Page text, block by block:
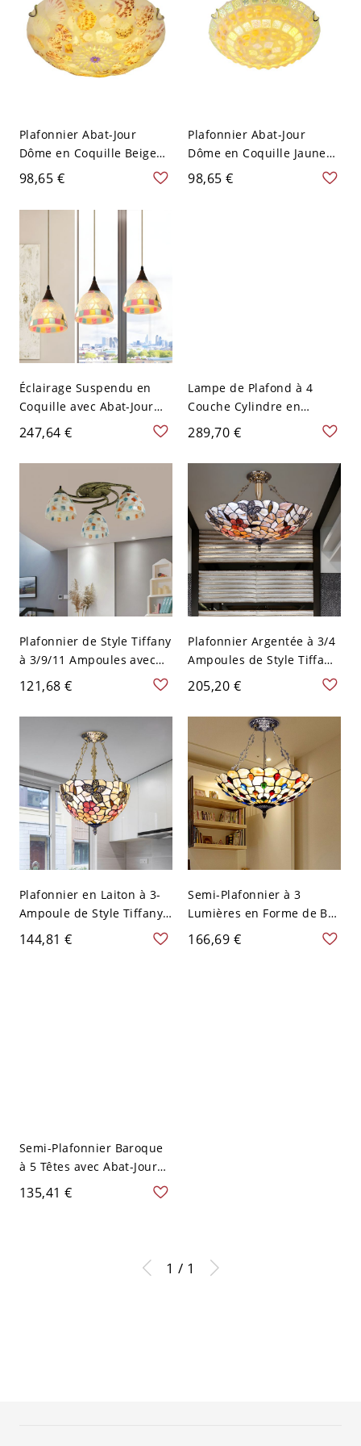
Plafonnier Abat-Jour
Dôme en Coquille Beige
Lampe Encastrée Style
Tiffany - Beige 110 V-120 V
40,64 cm
98,65 €
Plafonnier Abat-Jour
Dôme en Coquille Jaune
Lampe Encastrée Style
Tiffany - Jaune 110 V-120
98,65 €
Éclairage Suspendu en
Coquille avec Abat-Jour
Conique Suspension
Bronze de Style Tiffany 3
Lumières pour Cuisine -
Bronze 110 V-120 V
247,64 €
Lampe de Plafond à 4
Couche Cylindre en
Coquille en Blanc
Luminaire Suspendu LED
à 3 Ampoules Style
Moderne - 110 V-120 V
289,70 €
Plafonnier de Style Tiffany
à 3/9/11 Ampoules avec
Abat-Jour de Cloche en
Coquille Blanche Lampe
Encastrée Intérieure -
Blanc 110 V-120 V 3
121,68 €
Plafonnier Argentée à 3/4
Ampoules de Style Tiffany
Semi-Plafonnier en Métal
avec Abat-Jour à Dôme en
Coquille 16"/20,5" de
Large - Argent 110 V-120 V
40,64 cm
205,20 €
Plafonnier en Laiton à 3-
Ampoule de Style Tiffany
Semi-Plafonnier avec
Abat-Jour à Dôme en
144,81 €
Semi-Plafonnier à 3
Lumières en Forme de Bol
en Coquille avec
Décoration de Gemme
166,69 €
Semi-Plafonnier Baroque
à 5 Têtes avec Abat-Jour
en Coquille de Bol Beige
vers le Haut Lampe
135,41 €
1 / 1